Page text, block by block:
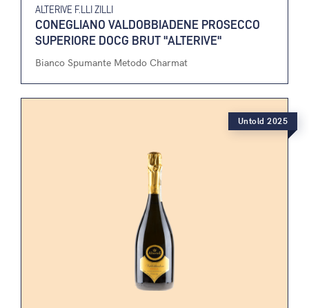
ALTERIVE F.LLI ZILLI
CONEGLIANO VALDOBBIADENE PROSECCO
SUPERIORE DOCG BRUT "ALTERIVE"
Bianco Spumante Metodo Charmat
Untold 2025